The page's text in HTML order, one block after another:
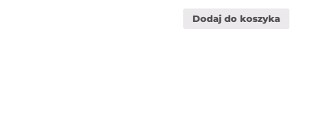
Dodaj do koszyka